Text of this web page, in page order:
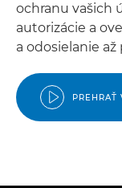
ochranu vašich
autorizácie a
a odosielanie
PREHRAŤ